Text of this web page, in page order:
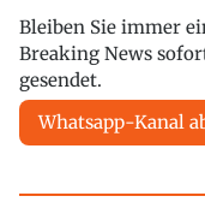
Bleiben Sie immer
Breaking News
gesendet.
Whatsapp-Kanal